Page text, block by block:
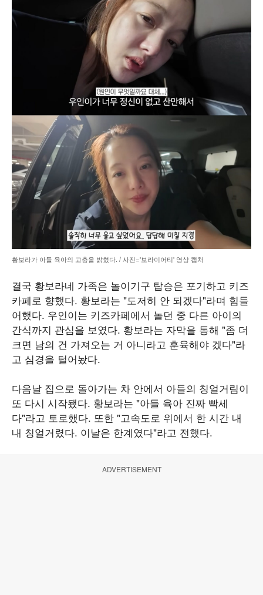
황보라가 아들 육아의 고충을 밝혔다. / 사진='보라이어티' 영상 캡처
결국 황보라네 가족은 놀이기구 탑승은 포기하고 키즈
카페로 향했다. 황보라는 "도저히 안 되겠다"라며 힘들
어했다. 우인이는 키즈카페에서 놀던 중 다른 아이의
간식까지 관심을 보였다. 황보라는 자막을 통해 "좀 더
크면 남의 건 가져오는 거 아니라고 훈육해야 겠다"라
고 심경을 털어놨다.
다음날 집으로 돌아가는 차 안에서 아들의 칭얼거림이
또 다시 시작됐다. 황보라는 "아들 육아 진짜 빡세
다"라고 토로했다. 또한 "고속도로 위에서 한 시간 내
내 칭얼거렸다. 이날은 한계였다"라고 전했다.
ADVERTISEMENT